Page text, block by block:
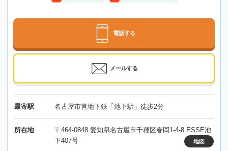
電話する
メールする
最寄駅 名古屋市営地下鉄「池下駅」徒歩2分
所在地
〒464-0848 愛知県名古屋市千種区春岡1-4-8 ESSE池
下407号
地図